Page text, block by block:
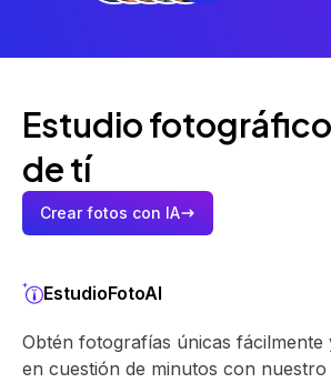
Estudio
de tí
Crear fotos con IA
EstudioFotoAI
Obtén fotografías únicas fácilmente
en cuestión de minutos con nuestro